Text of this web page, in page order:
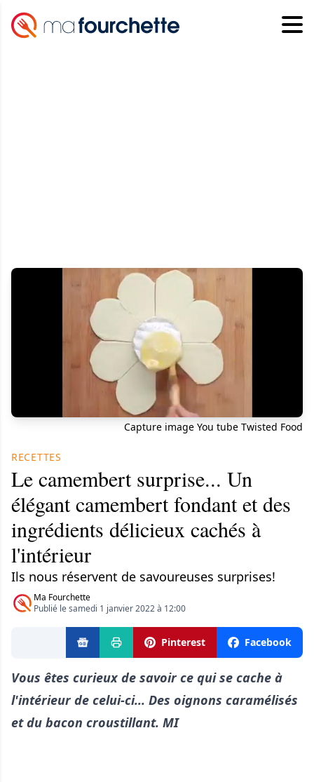
Capture image You tube Twisted Food
RECETTES
Le camembert surprise... Un
élégant camembert fondant et des
ingrédients délicieux cachés à
l'intérieur
Ils nous réservent de savoureuses surprises!
Ma Fourchette
Publié le samedi 1 janvier 2022 à 12:00
Pinterest Facebook
Vous êtes curieux de savoir ce qui se cache à
l'intérieur de celui-ci... Des oignons caramélisés
et du bacon croustillant. MI